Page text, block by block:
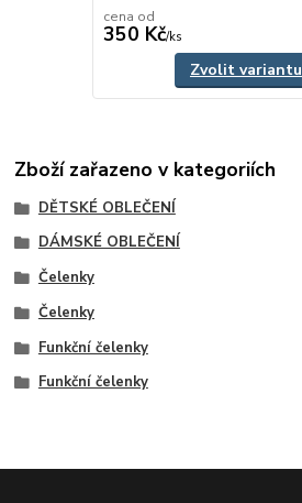
cena od
350 Kč/ks
Zvolit variantu
Zboží zařazeno v kategoriích
DĚTSKÉ OBLEČENÍ
DÁMSKÉ OBLEČENÍ
Čelenky
Čelenky
Funkční čelenky
Funkční čelenky